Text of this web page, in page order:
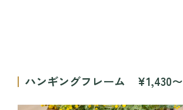
ハンギングフレーム ¥1,430〜